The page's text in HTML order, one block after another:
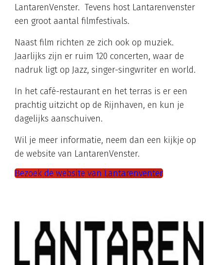
LantarenVenster. Tevens host Lantarenvenster
een groot aantal filmfestivals.
Naast film richten ze zich ook op muziek.
Jaarlijks zijn er ruim 120 concerten, waar de
nadruk ligt op Jazz, singer-singwriter en world.
In het café-restaurant en het terras is er een
prachtig uitzicht op de Rijnhaven, en kun je
dagelijks aanschuiven.
Wil je meer informatie, neem dan een kijkje op
de website van LantarenVenster.
Bezoek de website van Lantarenventer